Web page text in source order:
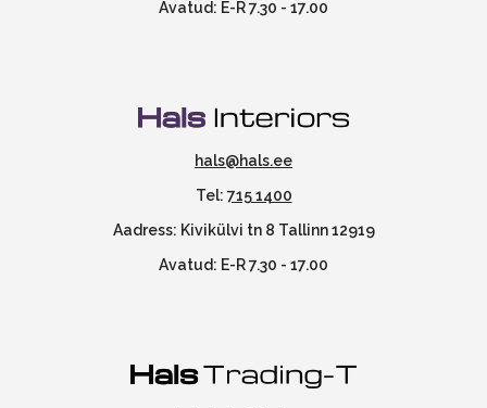
Avatud: E-R 7.30 - 17.00
hals@hals.ee
Tel: 715 1400
Aadress: Kivikülvi tn 8 Tallinn 12919
Avatud: E-R 7.30 - 17.00